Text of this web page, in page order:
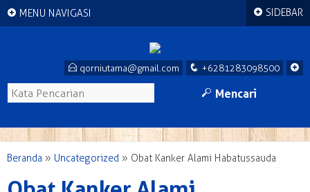
+ MENU NAVIGASI
+
q +6281283098500
E qorniutama@gmail.com
M Mencari
Beranda » Uncategorized » Obat Kanker Alami Habatussauda
+ SIDEBAR